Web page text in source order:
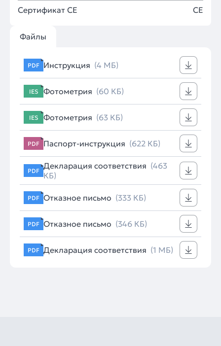
Сертификат CE CE
Файлы
PDF Инструкция (4 МБ)
IES Фотометрия (60 КБ)
IES Фотометрия (63 КБ)
PDF Паспорт-инструкция (622 КБ)
PDF Декларация соответствия (463
КБ)
PDF Отказное письмо (333 КБ)
PDF Отказное письмо (346 КБ)
PDF Декларация соответствия (1 МБ)